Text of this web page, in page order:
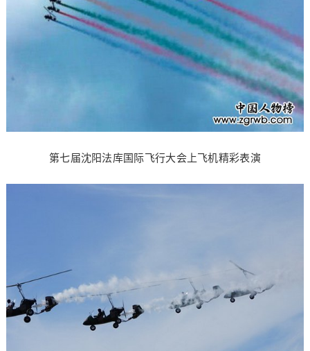
第七届沈阳法库国际飞行大会上飞机精彩表演